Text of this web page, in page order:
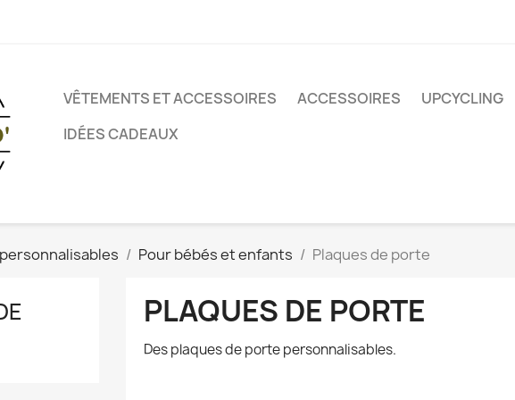
VÊTEMENTS ET ACCESSOIRES ACCESSOIRES UPCYCLING
IDÉES CADEAUX
Pour bébés et enfants Plaques de porte
PLAQUES DE PORTE
Des plaques de porte personnalisables.